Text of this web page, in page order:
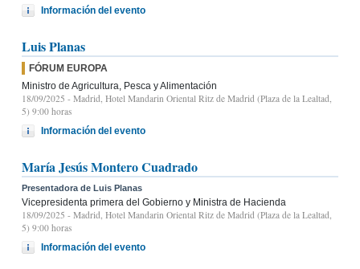
Información del evento
Luis Planas
FÓRUM EUROPA
Ministro de Agricultura, Pesca y Alimentación
18/09/2025 - Madrid, Hotel Mandarin Oriental Ritz de Madrid (Plaza de la Lealtad,
5) 9:00 horas
Información del evento
María Jesús Montero Cuadrado
Presentadora de Luis Planas
Vicepresidenta primera del Gobierno y Ministra de Hacienda
18/09/2025 - Madrid, Hotel Mandarin Oriental Ritz de Madrid (Plaza de la Lealtad,
5) 9:00 horas
Información del evento